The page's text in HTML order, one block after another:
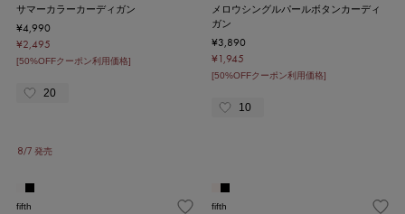
サマーカラーカーディガン
¥4,990
¥2,495
[50%OFFクーポン利用価格]
20
メロウシングルパールボタンカーディ
ガン
¥3,890
¥1,945
[50%OFFクーポン利用価格]
10
8/7 発売
fifth fifth